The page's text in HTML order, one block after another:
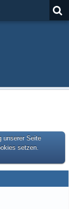
unserer Seite
setzen.